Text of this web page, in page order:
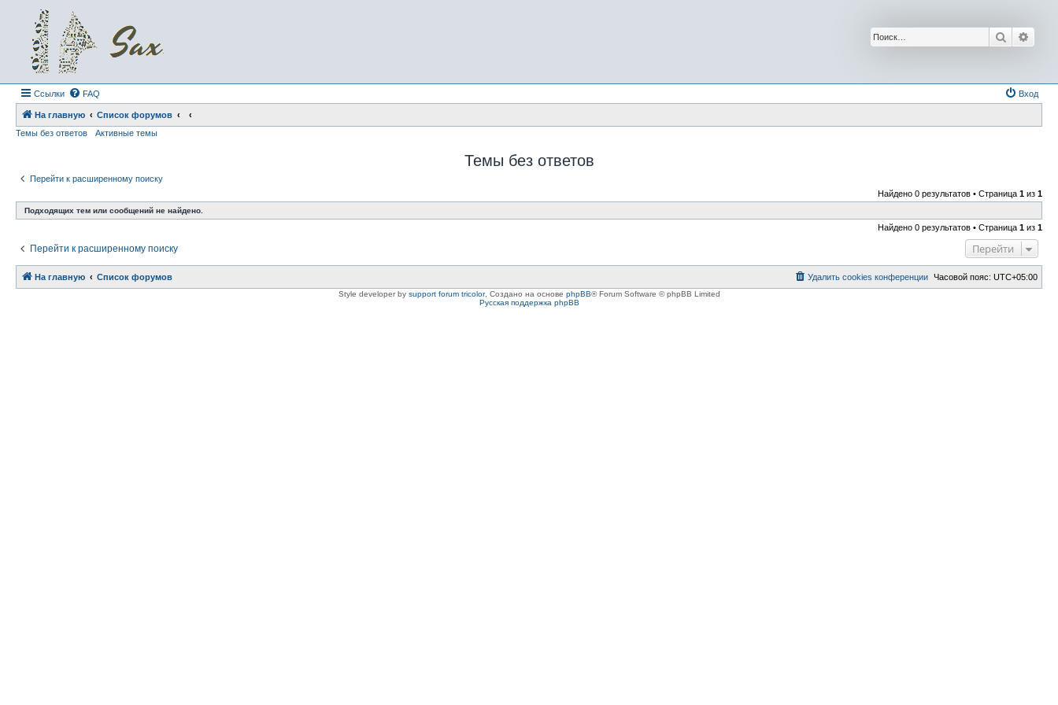
Поиск
Ссылки FAQ Вход
На главную
Список форумов
Темы без ответов
Активные темы
Темы без ответов
Перейти к расширенному поиску
Найдено 0 результатов • Страница 1 из 1
Подходящих тем или сообщений не найдено.
Найдено 0 результатов • Страница 1 из 1
Перейти к расширенному поиску Перейти
На главную Список форумов Часовой пояс: UTC+05:00
Удалить cookies конференции
Style developer by support forum tricolor, Создано на основе phpBB® Forum Software © phpBB Limited
Русская поддержка phpBB